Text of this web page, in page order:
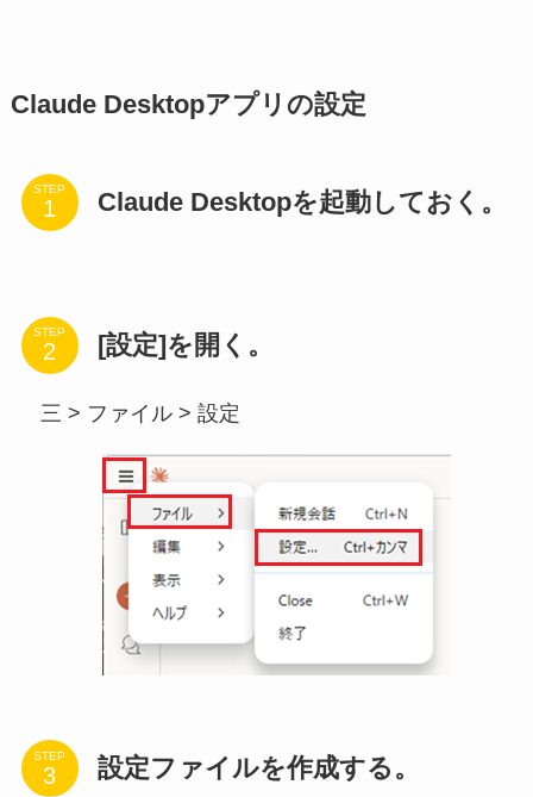
Claude Desktopアプリの設定
STEP Claude Desktopを起動しておく。
STEP [設定]を開く。
三 > ファイル > 設定
STEP 設定ファイルを作成する。